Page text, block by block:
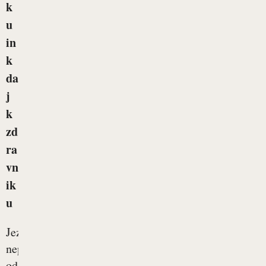
k
u
in
k
da
j
k
zd
ra
vn
ik
u
Jezik
neposredno